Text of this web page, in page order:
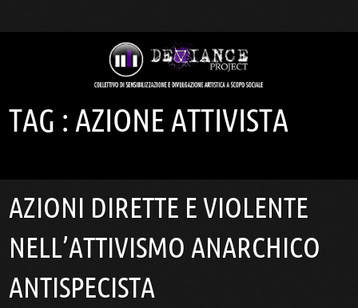
TAG : AZIONE ATTIVISTA
AZIONI DIRETTE E VIOLENTE
NELL’ATTIVISMO ANARCHICO
ANTISPECISTA